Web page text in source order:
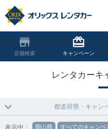
店舗 キャンペーン
レンタカーキ
都道府県・キャン
表示中： 岡山県 すべてのキャンペ